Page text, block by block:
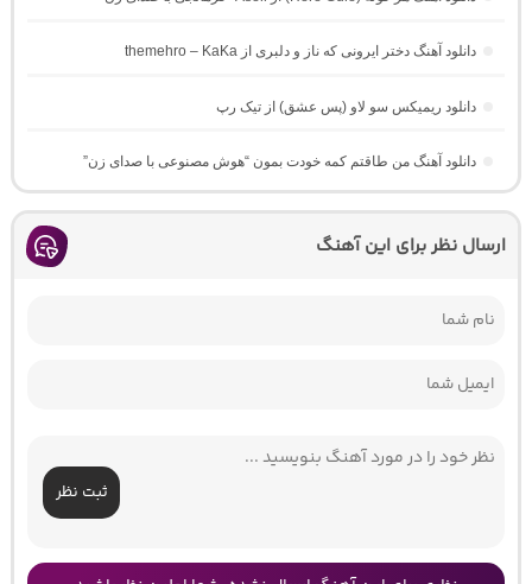
دانلود آهنگ دختر ایرونی که ناز و دلبری از themehro – KaKa
دانلود ریمیکس سو لاو (پس عشق) از تیک رپ
دانلود آهنگ من طاقتم کمه خودت بمون “هوش مصنوعی با صدای زن”
ارسال نظر برای این آهنگ
ثبت نظر